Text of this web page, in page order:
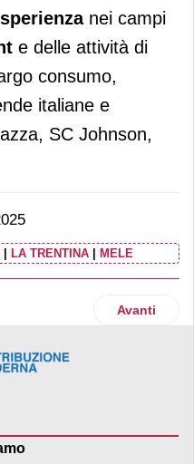
nei campi
e delle attività di
consumo,
italiane e
SC Johnson,
| LA TRENTINA | MELE
nominato group chief
Articolo
Avanti